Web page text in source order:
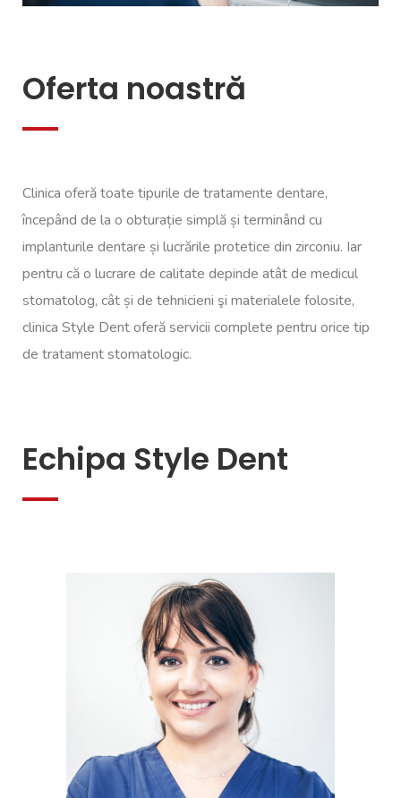
Oferta noastră
Clinica oferă toate tipurile de tratamente dentare,
începând de la o obturație simplă și terminând cu
implanturile dentare și lucrările protetice din zirconiu. Iar
pentru că o lucrare de calitate depinde atât de medicul
stomatolog, cât și de tehnicieni şi materialele folosite,
clinica Style Dent oferă servicii complete pentru orice tip
de tratament stomatologic.
Echipa Style Dent